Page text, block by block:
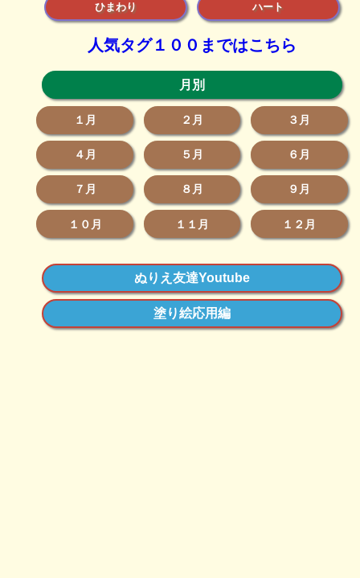
ひまわり ハート
人気タグ１００まではこちら
月別
１月 ２月 ３月
４月 ５月 ６月
７月 ８月 ９月
１０月 １１月 １２月
ぬりえ友達Youtube
塗り絵応用編